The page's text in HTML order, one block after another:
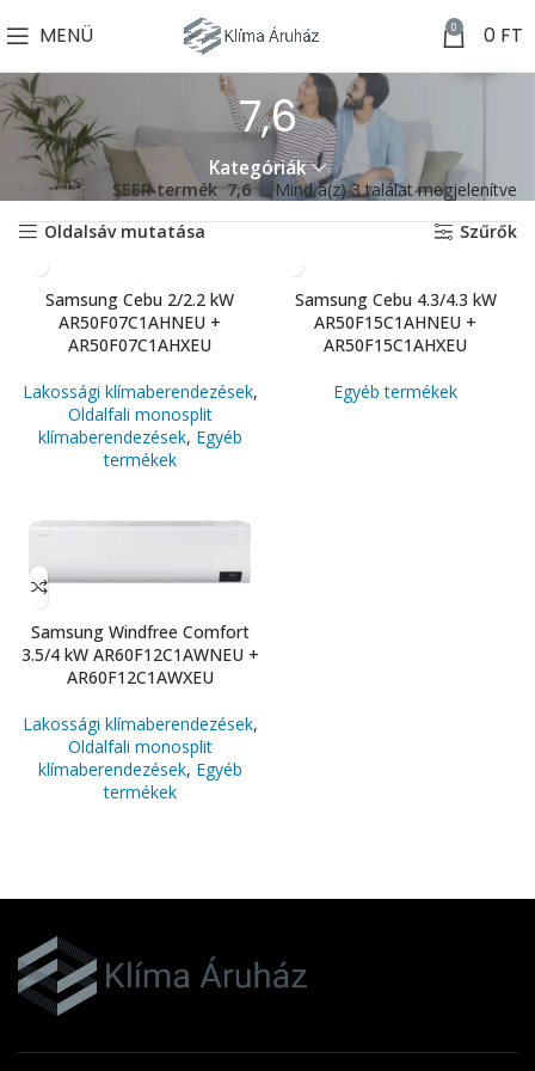
MENÜ 0 0 FT
7,6
Kategóriák
Kezdőlap SEER termék 7,6
Mind a(z) 3 találat megjelenítve
Oldalsáv mutatása
Szűrők
Samsung Cebu 2/2.2 kW
AR50F07C1AHNEU +
AR50F07C1AHXEU
Lakossági klímaberendezések,
Oldalfali monosplit
klímaberendezések, Egyéb
termékek
Samsung Cebu 4.3/4.3 kW
AR50F15C1AHNEU +
AR50F15C1AHXEU
Egyéb termékek
Samsung Windfree Comfort
3.5/4 kW AR60F12C1AWNEU +
AR60F12C1AWXEU
Lakossági klímaberendezések,
Oldalfali monosplit
klímaberendezések, Egyéb
termékek